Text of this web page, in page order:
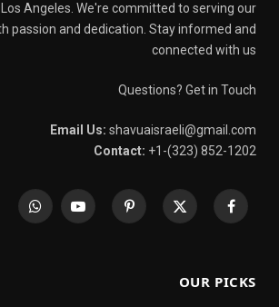
Angeles. We're committed to serving our
passion and dedication. Stay informed and
connected with us
Questions? Get in Touch
Email Us: shavuaisraeli@gmail.com
Contact: +1-(323) 852-1202
Facebook
X
Pinterest
YouTube
OUR PICKS